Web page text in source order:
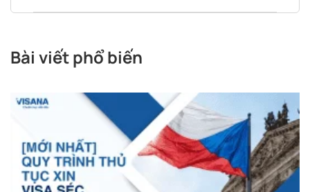
Bài viết phổ biến